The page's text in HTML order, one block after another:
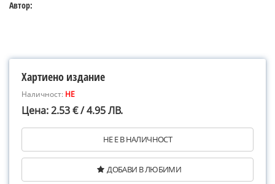
Автор:
Хартиено издание
Наличност: НЕ
Цена: 2.53 € / 4.95 ЛВ.
НЕ Е В НАЛИЧНОСТ
ДОБАВИ В ЛЮБИМИ